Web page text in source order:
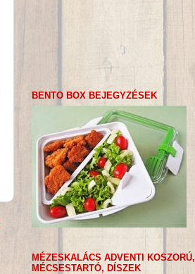
BENTO BOX BEJEGYZÉSEK
MÉZESKALÁCS ADVENTI KOSZORÚ,
MÉCSESTARTÓ, DÍSZEK